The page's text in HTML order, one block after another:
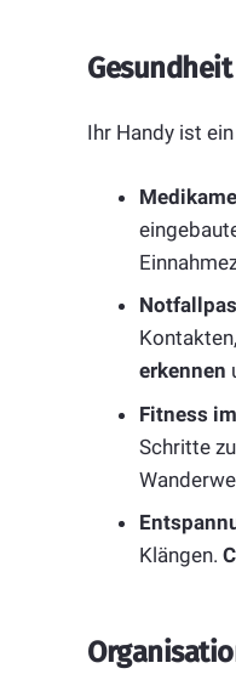
Ihr Handy ist
erkennen
Fitness
Schritte
Klängen.